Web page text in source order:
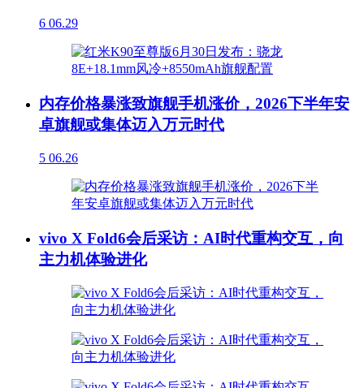
6 06.29
内存价格暴涨致旗舰手机涨价，2026下半年安
卓旗舰或集体迈入万元时代
5 06.26
vivo X Fold6会后采访：AI时代重构交互，向
主力机体验进化